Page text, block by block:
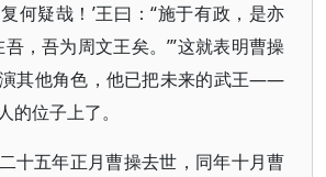
何疑哉！’王曰：“施于有政，是亦
，吾为周文王矣。’”这就表明曹操
其他角色，他已把未来的武王——
的位子上了。
十五年正月曹操去世，同年十月曹